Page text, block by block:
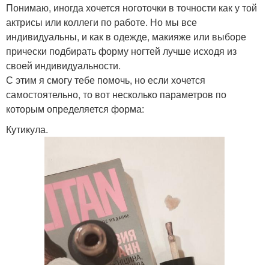
Понимаю, иногда хочется ноготочки в точности как у той
актрисы или коллеги по работе. Но мы все
индивидуальны, и как в одежде, макияже или выборе
прически подбирать форму ногтей лучше исходя из
своей индивидуальности.
С этим я смогу тебе помочь, но если хочется
самостоятельно, то вот несколько параметров по
которым определяется форма:
Кутикула.